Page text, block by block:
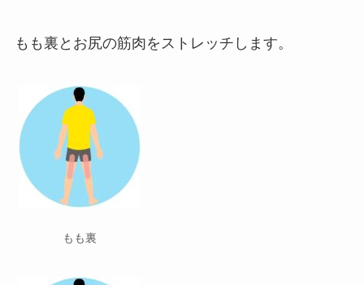
もも裏とお尻の筋肉をストレッチします。
もも裏